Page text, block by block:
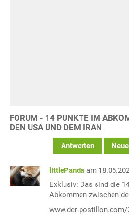
FORUM - 14 PUNKTE IM
DEN USA UND DEM IRAN
Antworten
littlePanda am
Exklusiv: Das sind die
Abkommen zwischen
www.der-